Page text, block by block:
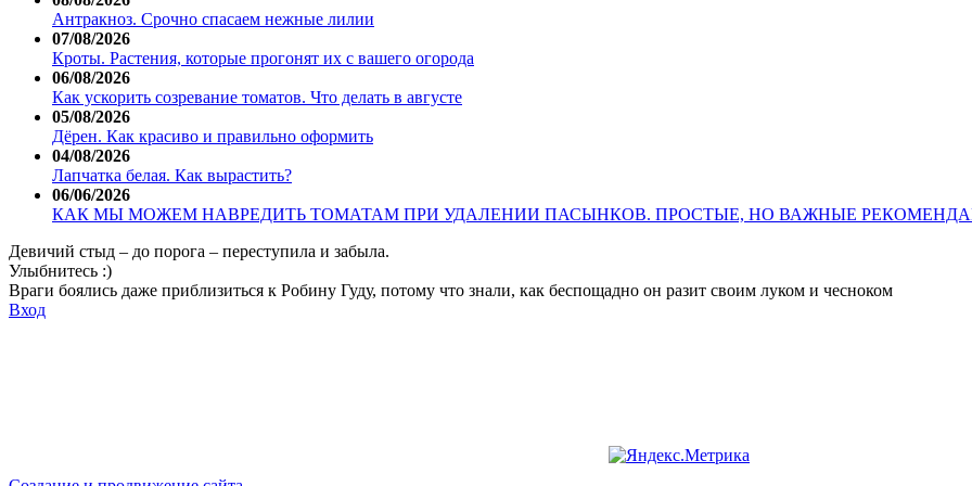
Антракноз. Срочно спасаем нежные лилии
07/08/2026
Кроты. Растения, которые прогонят их с вашего огорода
06/08/2026
Как ускорить созревание томатов. Что делать в августе
05/08/2026
Дёрен. Как красиво и правильно оформить
04/08/2026
Лапчатка белая. Как вырастить?
06/06/2026
КАК МЫ МОЖЕМ НАВРЕДИТЬ ТОМАТАМ ПРИ УДАЛЕНИИ ПАСЫНКОВ. ПРОСТЫЕ, НО ВАЖНЫЕ
Девичий стыд – до порога – переступила и забыла.
Улыбнитесь :)
Враги боялись даже приблизиться к Робину Гуду, потому что знали, как беспощадно он разит своим луком и чесноком
Вход